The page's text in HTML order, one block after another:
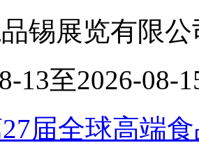
锡展览有限公
13至2026-08-
届全球高端